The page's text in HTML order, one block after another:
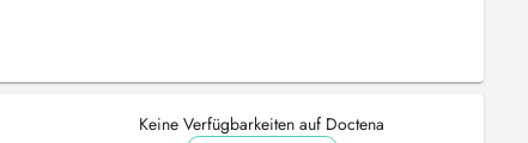
Keine Verfügbarkeiten auf Doctena